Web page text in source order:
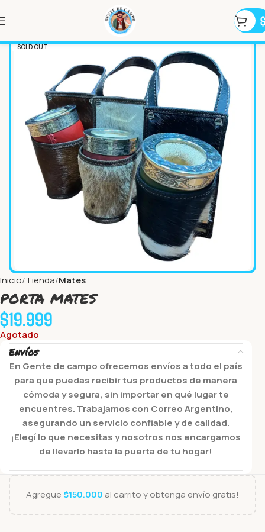
$
SOLD OUT
Inicio Tienda Mates
porta mates
$19.999
Agotado
Envíos
En Gente de campo ofrecemos envíos a todo el país
para que puedas recibir tus productos de manera
cómoda y segura, sin importar en qué lugar te
encuentres. Trabajamos con Correo Argentino,
asegurando un servicio confiable y de calidad.
¡Elegí lo que necesitas y nosotros nos encargamos
de llevarlo hasta la puerta de tu hogar!
Agregue$150.000 al carrito y obtenga envío gratis!